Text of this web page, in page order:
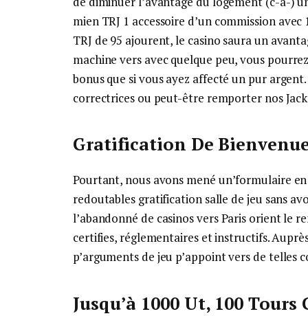
mien TRJ 1 accessoire d’un commission
TRJ de 95 ajourent, le casino saura un
machine vers avec quelque peu, vous
bonus que si vous ayez affecté un pur
correctrices ou peut-être remporter nos
Gratification De
Pourtant, nous avons mené un’formulaire
redoutables gratification salle de jeu sans
l’abandonné de casinos vers Paris orient le
certifies, réglementaires et instructifs.
p’arguments de jeu p’appoint vers de telles
Jusqu’à 1000 Ut, 100